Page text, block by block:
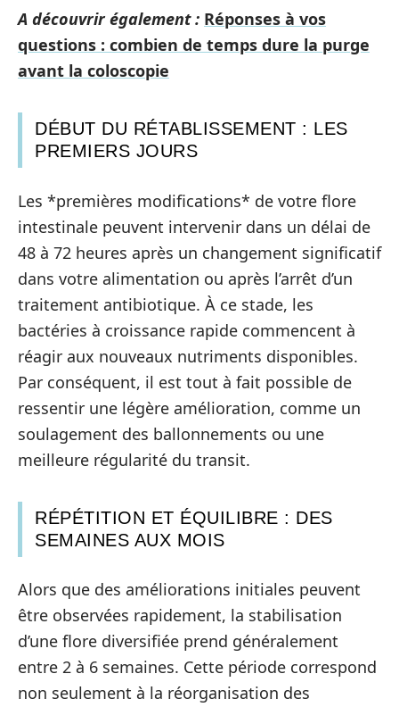
A découvrir également : Réponses à vos
questions : combien de temps dure la purge
avant la coloscopie
DÉBUT DU RÉTABLISSEMENT : LES
PREMIERS JOURS
Les *premières modifications* de votre flore
intestinale peuvent intervenir dans un délai de
48 à 72 heures après un changement significatif
dans votre alimentation ou après l’arrêt d’un
traitement antibiotique. À ce stade, les
bactéries à croissance rapide commencent à
réagir aux nouveaux nutriments disponibles.
Par conséquent, il est tout à fait possible de
ressentir une légère amélioration, comme un
soulagement des ballonnements ou une
meilleure régularité du transit.
RÉPÉTITION ET ÉQUILIBRE : DES
SEMAINES AUX MOIS
Alors que des améliorations initiales peuvent
être observées rapidement, la stabilisation
d’une flore diversifiée prend généralement
entre 2 à 6 semaines. Cette période correspond
non seulement à la réorganisation des